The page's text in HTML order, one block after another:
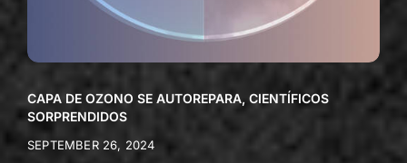
CAPA DE OZONO SE AUTOREPARA, CIENTÍFICOS
SORPRENDIDOS
SEPTEMBER 26, 2024